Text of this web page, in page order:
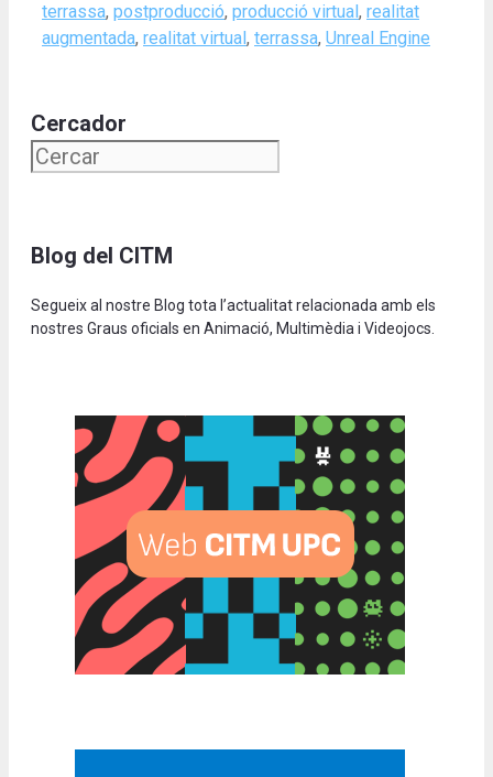
terrassa, postproducció, producció virtual , realitat
augmentada, realitat virtual , terrassa, Unreal Engine
Cercador
Blog del CITM
Segueix al nostre Blog tota l’actualitat relacionada amb els
nostres Graus oficials en Animació, Multimèdia i Videojocs.